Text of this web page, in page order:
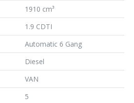
1910 cm³
1.9 CDTI
Automatic 6 Gang
Diesel
VAN
5